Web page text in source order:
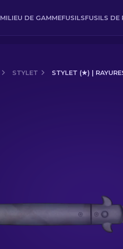
MILIEU DE GAMMEFUSILSFUSILS DE
STYLET STYLET (★) |